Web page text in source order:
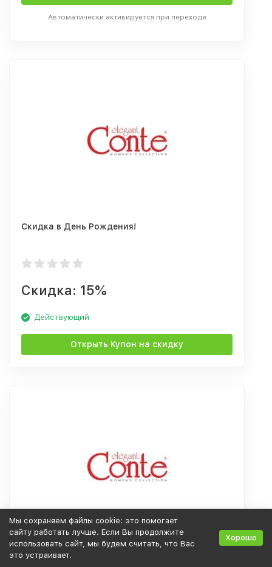
Автоматически активируется при переходе
Скидка в День Рождения!
Скидка: 15%
Действующий
Открыть Купон на скидку
Cкидка -20% при покупке от 7000 р.!
Мы сохраняем файлы cookie: это помогает
сайту работать лучше. Если Вы продолжите
использовать сайт, мы будем считать, что Вас
это устраивает.
Хорошо